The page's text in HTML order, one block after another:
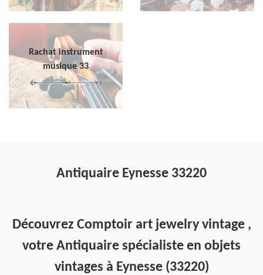
Rachat instrument
musique 33
Antiquaire Eynesse 33220
Découvrez Comptoir art jewelry vintage ,
votre Antiquaire spécialiste en objets
vintages à Eynesse (33220)